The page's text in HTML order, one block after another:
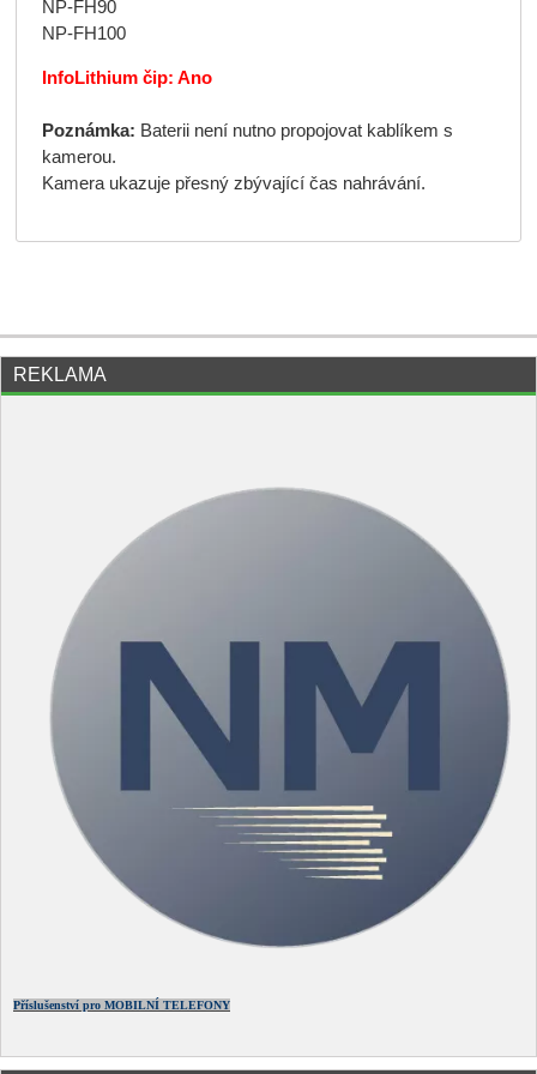
NP-FH90
NP-FH100
InfoLithium čip: Ano
Poznámka: Baterii není nutno propojovat kablíkem s
kamerou.
Kamera ukazuje přesný zbývající čas nahrávání.
REKLAMA
Příslušenství pro MOBILNÍ TELEFONY